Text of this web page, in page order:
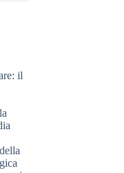
il